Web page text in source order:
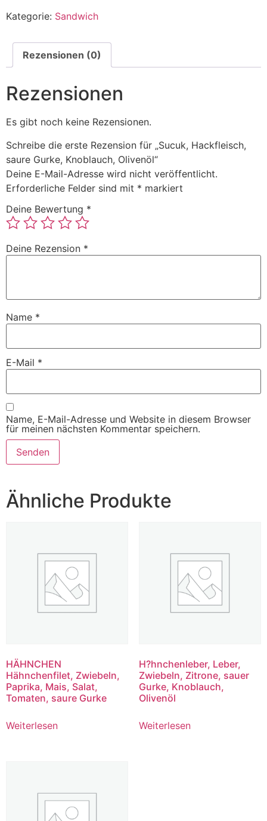
Kategorie: Sandwich
Rezensionen (0)
Rezensionen
Es gibt noch keine Rezensionen.
Schreibe die erste Rezension für „Sucuk, Hackfleisch,
saure Gurke, Knoblauch, Olivenöl“
Deine E-Mail-Adresse wird nicht veröffentlicht.
Erforderliche Felder sind mit * markiert
Deine Bewertung *
Deine Rezension *
Name *
E-Mail *
Name, E-Mail-Adresse und Website in diesem Browser
für meinen nächsten Kommentar speichern.
Ähnliche Produkte
HÄHNCHEN
Hähnchenfilet, Zwiebeln,
Paprika, Mais, Salat,
Tomaten, saure Gurke
Weiterlesen
H?hnchenleber, Leber,
Zwiebeln, Zitrone, sauer
Gurke, Knoblauch,
Olivenöl
Weiterlesen